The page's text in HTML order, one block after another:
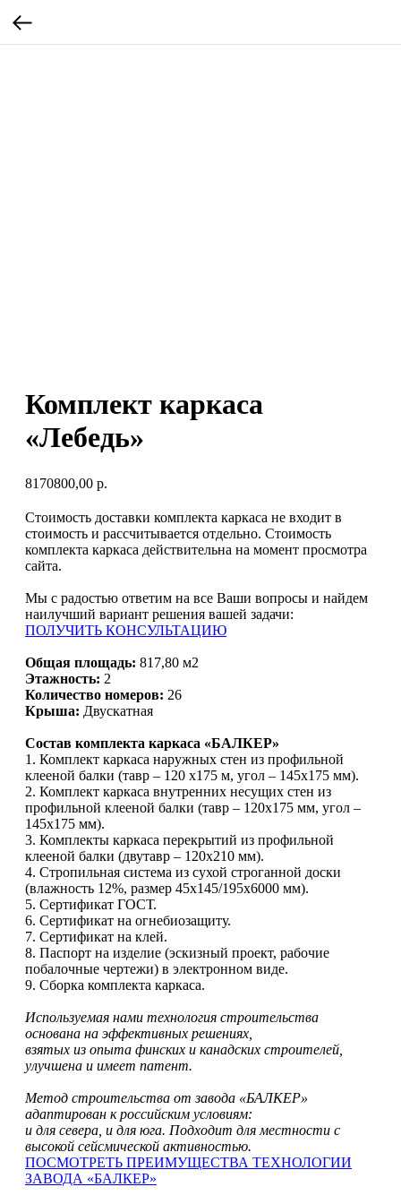
Комплект каркаса
«‎Лебедь»
8170800,00 р.
Стоимость доставки комплекта каркаса не входит в
стоимость и рассчитывается отдельно. Стоимость
комплекта каркаса действительна на момент просмотра
сайта.
Мы с радостью ответим на все Ваши вопросы и найдем
наилучший вариант решения вашей задачи:
ПОЛУЧИТЬ КОНСУЛЬТАЦИЮ
Общая площадь: 817,80 м2
Этажность: 2
Количество номеров: 26
Крыша: Двускатная
Состав комплекта каркаса «БАЛКЕР»
1. Комплект каркаса наружных стен из профильной
клееной балки (тавр – 120 х175 м, угол – 145х175 мм).
2. Комплект каркаса внутренних несущих стен из
профильной клееной балки (тавр – 120х175 мм, угол –
145х175 мм).
3. Комплекты каркаса перекрытий из профильной
клееной балки (двутавр – 120х210 мм).
4. Стропильная система из сухой строганной доски
(влажность 12%, размер 45х145/195х6000 мм).
5. Сертификат ГОСТ.
6. Сертификат на огнебиозащиту.
7. Сертификат на клей.
8. Паспорт на изделие (эскизный проект, рабочие
побалочные чертежи) в электронном виде.
9. Сборка комплекта каркаса.
Используемая нами технология строительства
основана на эффективных решениях,
взятых из опыта финских и канадских строителей,
улучшена и имеет патент.
Метод строительства от завода «БАЛКЕР»
адаптирован к российским условиям:
и для севера, и для юга. Подходит для местности с
высокой сейсмической активностью.
ПОСМОТРЕТЬ ПРЕИМУЩЕСТВА ТЕХНОЛОГИИ
ЗАВОДА «БАЛКЕР»